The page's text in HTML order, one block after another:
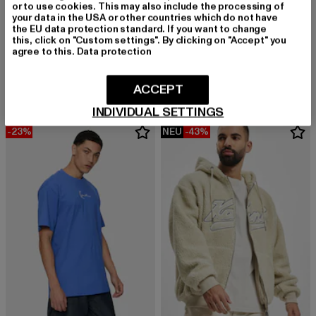
KARL KANI
Small Signature Rib
Derzeitiger Preis: 31,99 EURAktionspreis: 49,99 EUR
KARL KANI
RETRO TEDDY
-23% NEU -43%
or to use cookies. This may also include the processing of
your data in the USA or other countries which do not have
the EU data protection standard. If you want to change
this, click on "Custom settings". By clicking on "Accept" you
agree to this. Data protection
INDIVIDUAL SETTINGS
ACCEPT